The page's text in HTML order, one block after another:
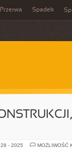
Przerwa Spadek
- 2025
MOŻLIWOŚĆ